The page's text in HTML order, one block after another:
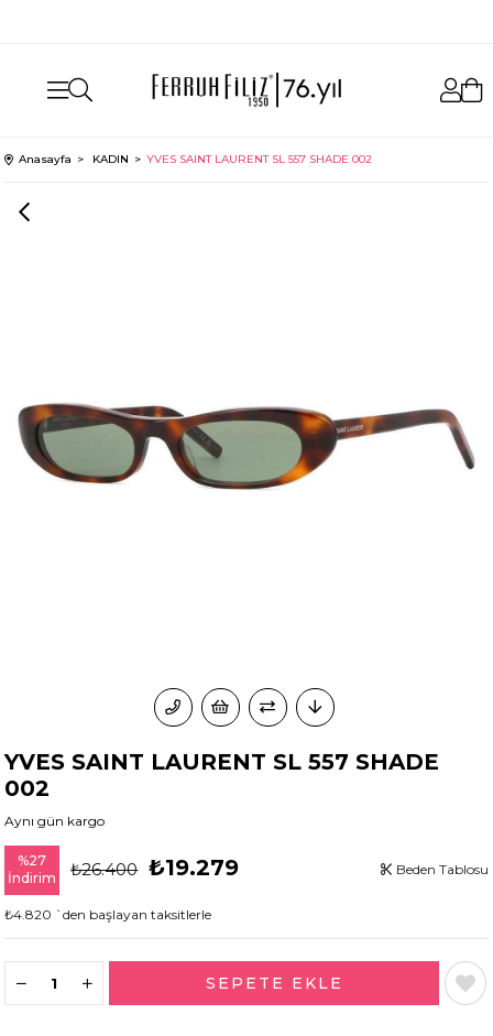
Anasayfa KADIN YVES SAINT LAURENT SL 557 SHADE 002
YVES SAINT LAURENT SL 557 SHADE
002
Aynı gün kargo
%27
İndirim
₺26.400 ₺19.279
₺4.820 `den başlayan taksitlerle
Beden Tablosu